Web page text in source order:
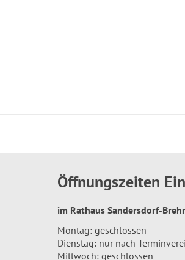
Öffnungszeiten
im Rathaus Sandersdorf-
Montag: geschlossen
Dienstag: nur nach
Mittwoch: geschlossen